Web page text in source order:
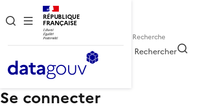
RÉPUBLIQUE
FRANÇAISE
Rechercher
Se connecter